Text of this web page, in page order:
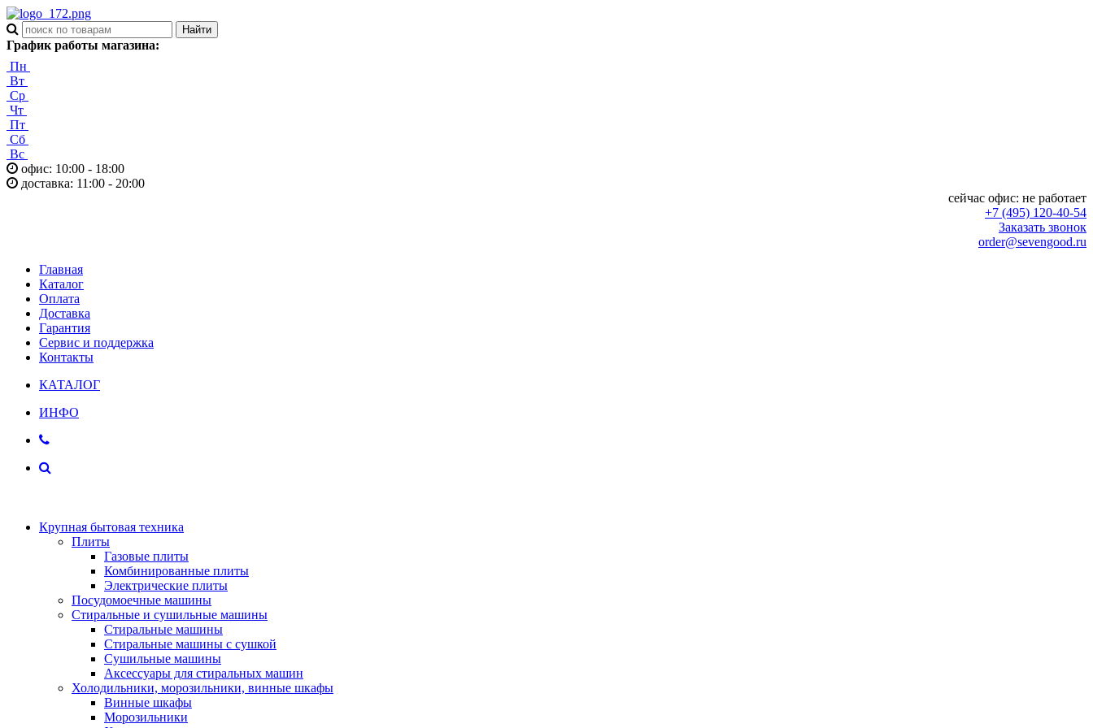
График работы магазина:
Пн
Вт
Ср
Чт
Пт
Сб
Вс
офис: 10:00 - 18:00
доставка: 11:00 - 20:00
сейчас офис: не работает
+7 (495) 120-40-54
Заказать звонок
order@sevengood.ru
Главная
Каталог
Оплата
Доставка
Гарантия
Сервис и поддержка
Контакты
КАТАЛОГ
ИНФО
Крупная бытовая техника
Плиты
Газовые плиты
Комбинированные плиты
Электрические плиты
Посудомоечные машины
Стиральные и сушильные машины
Стиральные машины
Стиральные машины с сушкой
Сушильные машины
Аксессуары для стиральных машин
Холодильники, морозильники, винные шкафы
Винные шкафы
Морозильники